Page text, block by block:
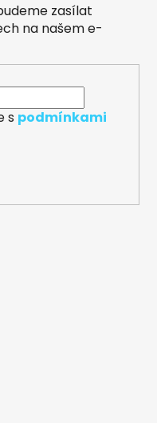
zasílat
na našem e-
s podmínkami